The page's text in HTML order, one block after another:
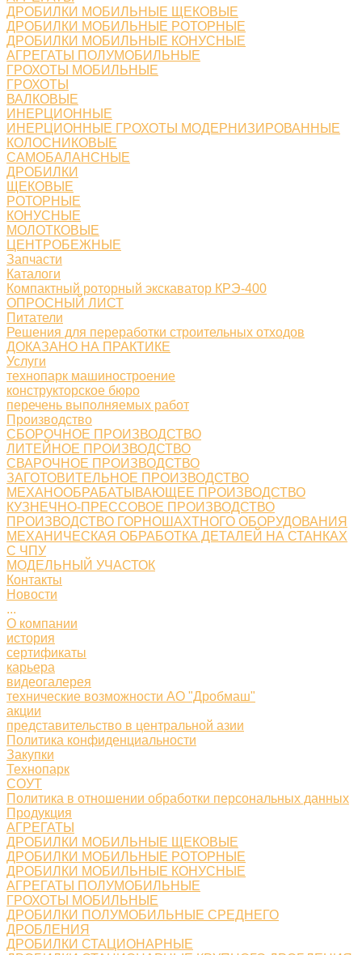
ДРОБИЛКИ МОБИЛЬНЫЕ ЩЕКОВЫЕ
ДРОБИЛКИ МОБИЛЬНЫЕ РОТОРНЫЕ
ДРОБИЛКИ МОБИЛЬНЫЕ КОНУСНЫЕ
АГРЕГАТЫ ПОЛУМОБИЛЬНЫЕ
ГРОХОТЫ МОБИЛЬНЫЕ
ГРОХОТЫ
ВАЛКОВЫЕ
ИНЕРЦИОННЫЕ
ИНЕРЦИОННЫЕ ГРОХОТЫ МОДЕРНИЗИРОВАННЫЕ
КОЛОСНИКОВЫЕ
САМОБАЛАНСНЫЕ
ДРОБИЛКИ
ЩЕКОВЫЕ
РОТОРНЫЕ
КОНУСНЫЕ
МОЛОТКОВЫЕ
ЦЕНТРОБЕЖНЫЕ
Запчасти
Каталоги
Компактный роторный экскаватор КРЭ-400
ОПРОСНЫЙ ЛИСТ
Питатели
Решения для переработки строительных отходов
ДОКАЗАНО НА ПРАКТИКЕ
Услуги
технопарк машиностроение
конструкторское бюро
перечень выполняемых работ
Производство
СБОРОЧНОЕ ПРОИЗВОДСТВО
ЛИТЕЙНОЕ ПРОИЗВОДСТВО
СВАРОЧНОЕ ПРОИЗВОДСТВО
ЗАГОТОВИТЕЛЬНОЕ ПРОИЗВОДСТВО
МЕХАНООБРАБАТЫВАЮЩЕЕ ПРОИЗВОДСТВО
КУЗНЕЧНО-ПРЕССОВОЕ ПРОИЗВОДСТВО
ПРОИЗВОДСТВО ГОРНОШАХТНОГО ОБОРУДОВАНИЯ
МЕХАНИЧЕСКАЯ ОБРАБОТКА ДЕТАЛЕЙ НА СТАНКАХ
С ЧПУ
МОДЕЛЬНЫЙ УЧАСТОК
Контакты
Новости
...
О компании
история
сертификаты
карьера
видеогалерея
технические возможности АО "Дробмаш"
акции
представительство в центральной азии
Политика конфиденциальности
Закупки
Технопарк
СОУТ
Политика в отношении обработки персональных данных
Продукция
АГРЕГАТЫ
ДРОБИЛКИ МОБИЛЬНЫЕ ЩЕКОВЫЕ
ДРОБИЛКИ МОБИЛЬНЫЕ РОТОРНЫЕ
ДРОБИЛКИ МОБИЛЬНЫЕ КОНУСНЫЕ
АГРЕГАТЫ ПОЛУМОБИЛЬНЫЕ
ГРОХОТЫ МОБИЛЬНЫЕ
ДРОБИЛКИ ПОЛУМОБИЛЬНЫЕ СРЕДНЕГО
ДРОБЛЕНИЯ
ДРОБИЛКИ СТАЦИОНАРНЫЕ